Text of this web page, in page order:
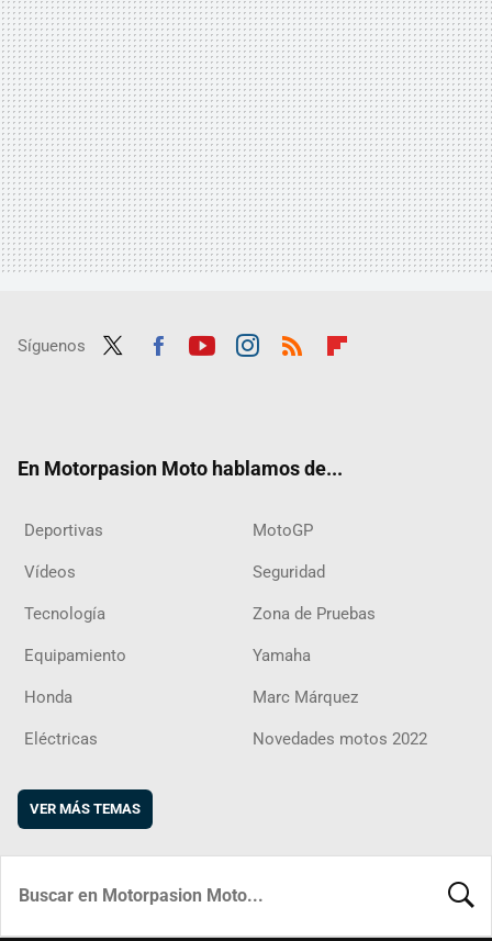
Síguenos
En Motorpasion Moto hablamos de...
Deportivas MotoGP
Vídeos Seguridad
Tecnología Zona de Pruebas
Equipamiento Yamaha
Honda Marc Márquez
Eléctricas Novedades motos 2022
VER MÁS TEMAS